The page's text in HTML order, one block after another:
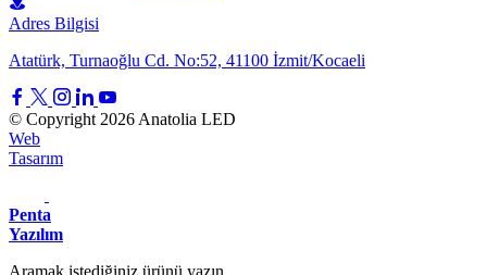
Adres Bilgisi
Atatürk, Turnaoğlu Cd. No:52, 41100 İzmit/Kocaeli
© Copyright 2026 Anatolia LED
Web
Tasarım
Penta
Yazılım
Aramak istediğiniz ürünü yazın